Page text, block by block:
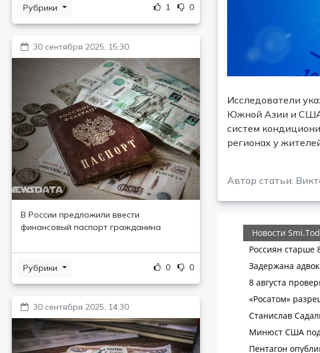
Рубрики 1 0
30 сентября 2025, 15:30
В России предложили ввести
финансовый паспорт гражданина
Рубрики 0 0
30 сентября 2025, 14:30
Исследователи
Южной Азии и США,
систем
регионах у
Автор статьи: